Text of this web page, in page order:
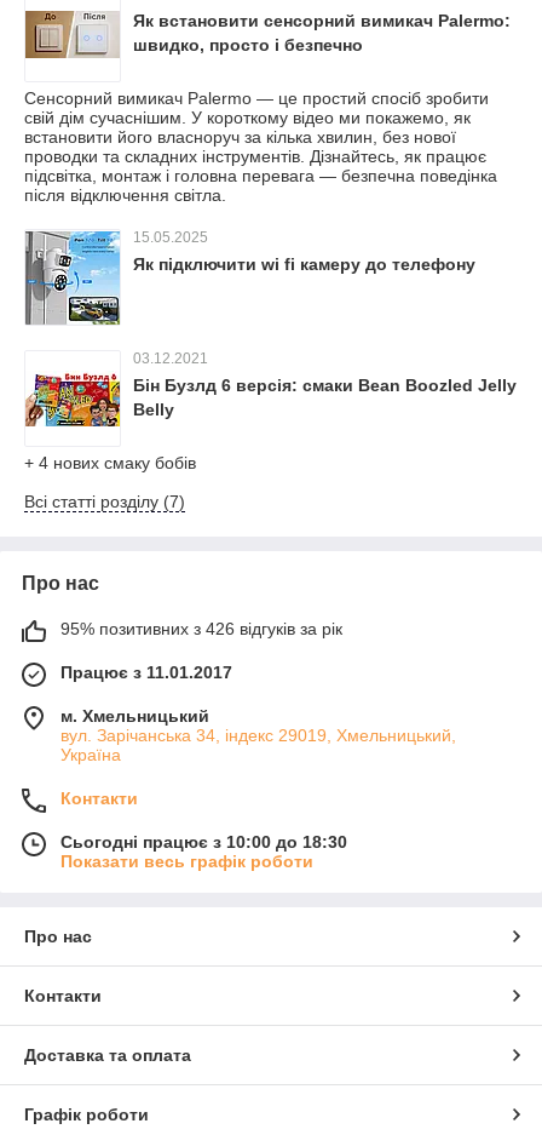
Як встановити сенсорний вимикач Palermo:
швидко, просто і безпечно
Сенсорний вимикач Palermo — це простий спосіб зробити
свій дім сучаснішим. У короткому відео ми покажемо, як
встановити його власноруч за кілька хвилин, без нової
проводки та складних інструментів. Дізнайтесь, як працює
підсвітка, монтаж і головна перевага — безпечна поведінка
після відключення світла.
15.05.2025
Як підключити wi fi камеру до телефону
03.12.2021
Бін Бузлд 6 версія: смаки Bean Boozled Jelly
Belly
+ 4 нових смаку бобів
Всі статті розділу (7)
Про нас
95% позитивних з 426 відгуків за рік
Працює з 11.01.2017
м. Хмельницький
вул. Зарічанська 34, індекс 29019, Хмельницький,
Україна
Контакти
Сьогодні працює з 10:00 до 18:30
Показати весь графік роботи
Про нас
Контакти
Доставка та оплата
Графік роботи